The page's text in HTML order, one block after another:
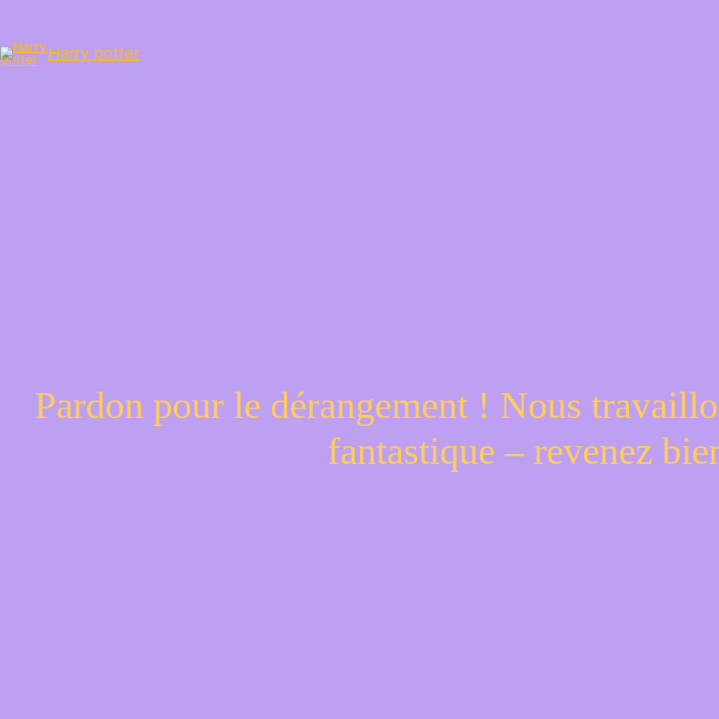
Harry potter
Pardon pour le dérangement ! Nous
fantastique – revenez